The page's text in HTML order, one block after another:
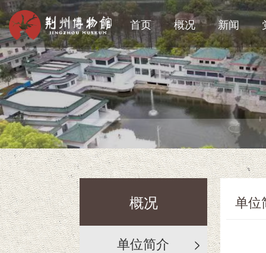
首页 概况 新闻
荆
概况
单位简介
>
单位